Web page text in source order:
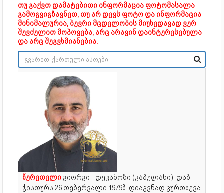
თუ გაქვთ დამატებითი ინფორმაცია ფოტომასალა
გამოგვიგზავნეთ, თუ არ დევს ფოტო და ინფორმაცია
მინიმალურია, ბევრი მცდელობის მიუხედავად ვერ
შევძელით მოპოვება, არც არავინ დაინტერესებულა
და არც შეგვხმიანებია.
წერეთელი გიორგი - დეკანოზი (კაპელანი). დაბ.
ჭიათურა 26 თებერვალი 1979წ. დიაკვნად კურთხევა